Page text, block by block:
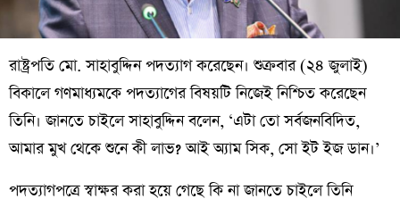
রাষ্ট্রপতি মো. সাহাবুদ্দিন পদত্যাগ করেছেন। শুক্রবার (২৪ জুলাই)
বিকালে গণমাধ্যমকে পদত্যাগের বিষয়টি নিজেই নিশ্চিত করেছেন
তিনি। জানতে চাইলে সাহাবুদ্দিন বলেন, ‘এটা তো সর্বজনবিদিত,
আমার মুখ থেকে শুনে কী লাভ? আই অ্যাম সিক, সো ইট ইজ ডান।’
পদত্যাগপত্রে স্বাক্ষর করা হয়ে গেছে কি না জানতে চাইলে তিনি